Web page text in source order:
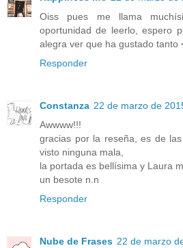
Oiss pues me llama
oportunidad de leerlo, espero
alegra ver que ha gustado tanto
Responder
Constanza 22 de marzo de
Awwww!!!
gracias por la reseña, es de
visto ninguna mala,
la portada es bellísima y Laura
un besote n.n
Responder
Nube de Frases 22 de marzo